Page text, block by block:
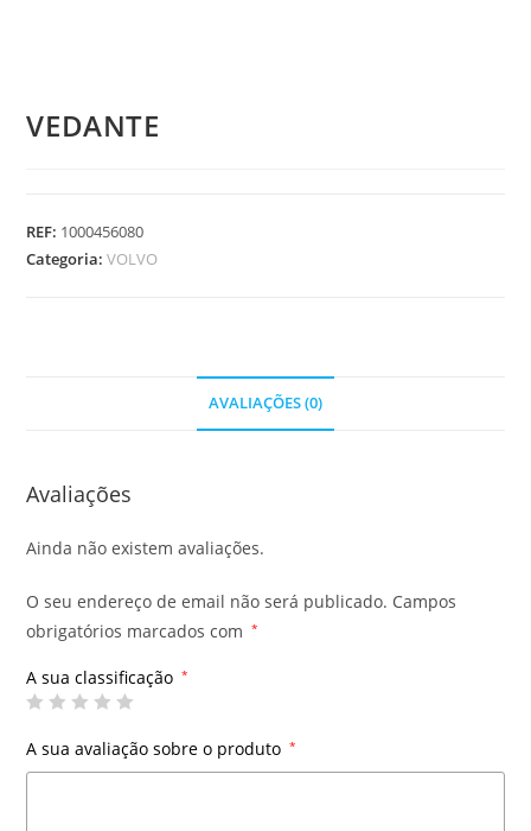
VEDANTE
REF: 1000456080
Categoria:VOLVO
AVALIAÇÕES (0)
Avaliações
Ainda não existem avaliações.
O seu endereço de email não será publicado. Campos
obrigatórios marcados com
*
A sua classificação *
A sua avaliação sobre o produto *